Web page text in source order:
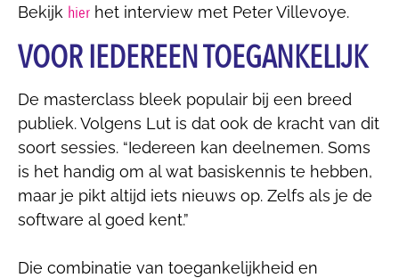
Bekijk hier het interview met Peter Villevoye.
VOOR IEDEREEN TOEGANKELIJK
De masterclass bleek populair bij een breed
publiek. Volgens Lut is dat ook de kracht van dit
soort sessies. “Iedereen kan deelnemen. Soms
is het handig om al wat basiskennis te hebben,
maar je pikt altijd iets nieuws op. Zelfs als je de
software al goed kent.”
Die combinatie van toegankelijkheid en